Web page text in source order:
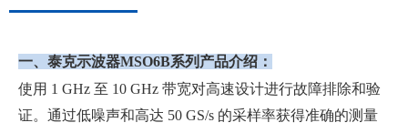
一、泰克示波器MSO6B系列产品介绍：
使用 1 GHz 至 10 GHz 带宽对高速设计进行故障排除和验
证。通过低噪声和高达 50 GS/s 的采样率获得准确的测量